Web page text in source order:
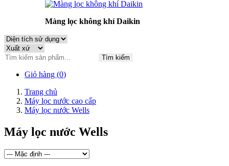
Màng lọc không khí Daikin
Tìm kiếm
Giỏ hàng (0)
Trang chủ
Máy lọc nước cao cấp
Máy lọc nước Wells
Máy lọc nước Wells